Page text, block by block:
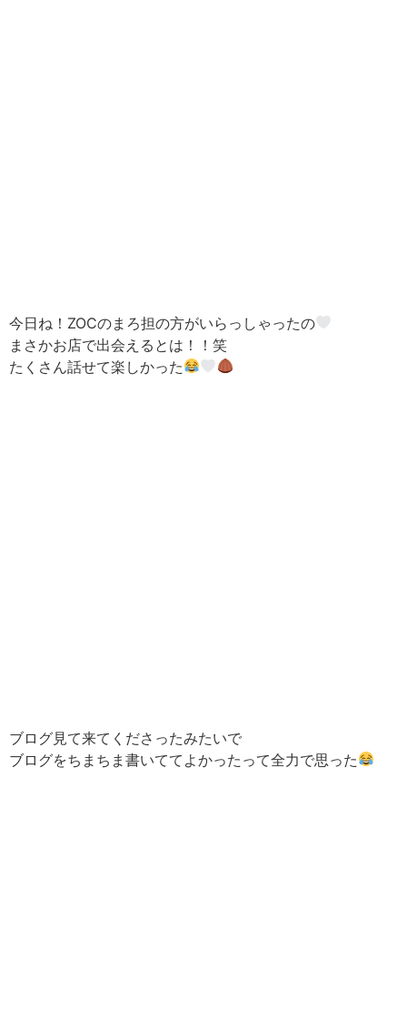
今日ね！ZOCのまろ担の方がいらっしゃったの
まさかお店で出会えるとは！！笑
たくさん話せて楽しかった
ブログ見て来てくださったみたいで
ブログをちまちま書いててよかったって全力で思った